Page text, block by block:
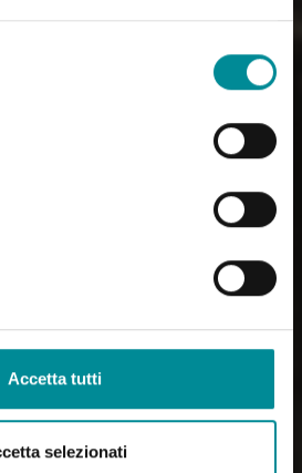
Accetta tutti
selezionati